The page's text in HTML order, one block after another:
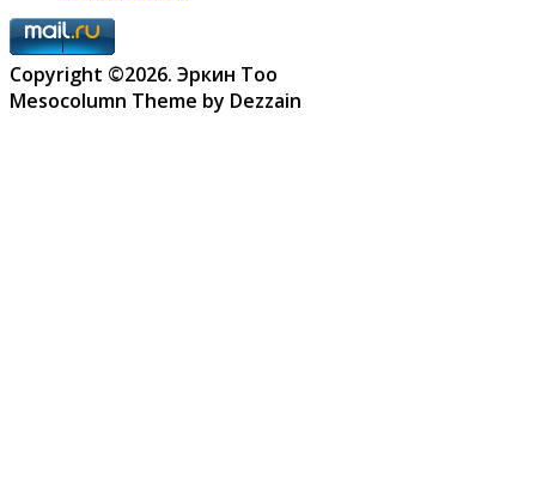
Copyright ©2026. Эркин Тоо
Mesocolumn Theme by Dezzain